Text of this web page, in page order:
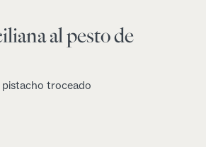
al pesto de
troceado